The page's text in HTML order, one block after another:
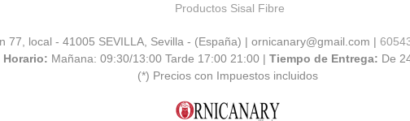
Productos Sisal Fibre
77, local - 41005 SEVILLA, Sevilla - (España) | ornicanary@gmail.com |
Horario: Mañana: 09:30/13:00 Tarde 17:00 21:00 |Tiempo de Entrega: De
(*) Precios con Impuestos incluidos